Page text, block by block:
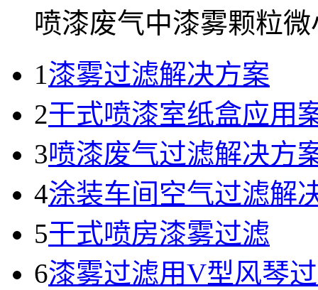
喷漆废气中漆雾颗粒微
1漆雾过滤解决方案
2干式喷漆室纸盒应用
3喷漆废气过滤解决方
4涂装车间空气过滤解
5干式喷房漆雾过滤
6漆雾过滤用V型风琴